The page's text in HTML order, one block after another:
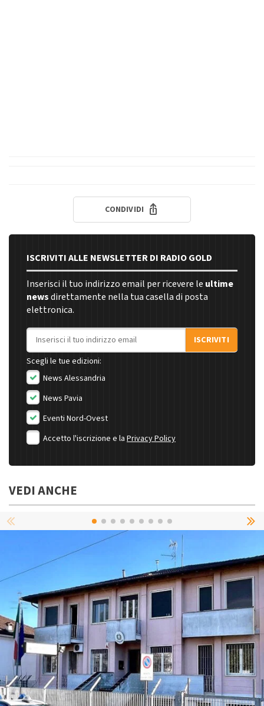
CONDIVIDI
ISCRIVITI ALLE NEWSLETTER DI RADIO GOLD
Inserisci il tuo indirizzo email per ricevere le ultime
newsdirettamente nella tua casella di posta
elettronica.
Indirizzo email
ISCRIVITI
Scegli le tue edizioni:
News Alessandria
News Pavia
Eventi Nord-Ovest
Accetto l'iscrizione e la Privacy Policy
VEDI ANCHE